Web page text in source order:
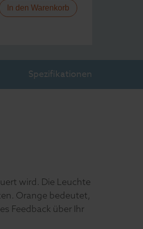
In den Warenkorb
Spezifikationen
wird. Die Leuchte
Orange bedeutet,
Feedback über Ihr